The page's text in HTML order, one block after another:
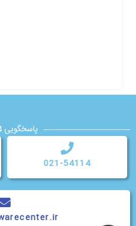
پاسخگویی 24 ساعته
021-54114